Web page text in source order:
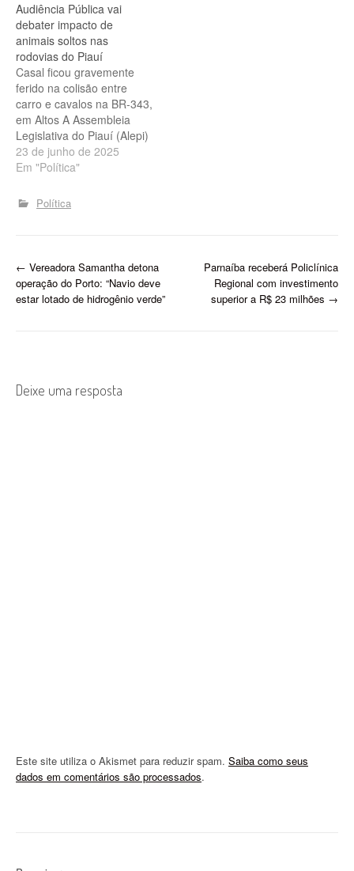
audiência pública sobre o
aumento salarial dos
professores no estado.
Além disso, o parlamentar
requereu um reajuste
linear para a categoria.
Mensagens lidas são de…
Audiência Pública vai
debater impacto de
animais soltos nas
rodovias do Piauí
Casal ficou gravemente
ferido na colisão entre
carro e cavalos na BR-343,
em Altos A Assembleia
Legislativa do Piauí (Alepi)
vai realizar, na próxima
quinta-feira (26),
pública para discutir
rodovias piauienses. A
iniciativa partiu de um
requerimento apresentado
23 de junho de 2025
Em "Política"
Política
P
o
n
← Vereadora Samantha detona
operação do Porto: “Navio deve
estar lotado de hidrogênio verde”
Parnaíba receberá Policlínica
Regional com investimento
superior a R$ 23 milhões →
Deixe uma resposta
Este site utiliza o Akismet para reduzir spam. Saiba como seus
dados em comentários são processados.